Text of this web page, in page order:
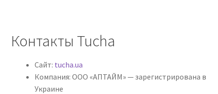
Контакты Tucha
Сайт: tucha.ua
Компания: ООО «АПТАЙМ» — зарегистрирована в
Украине